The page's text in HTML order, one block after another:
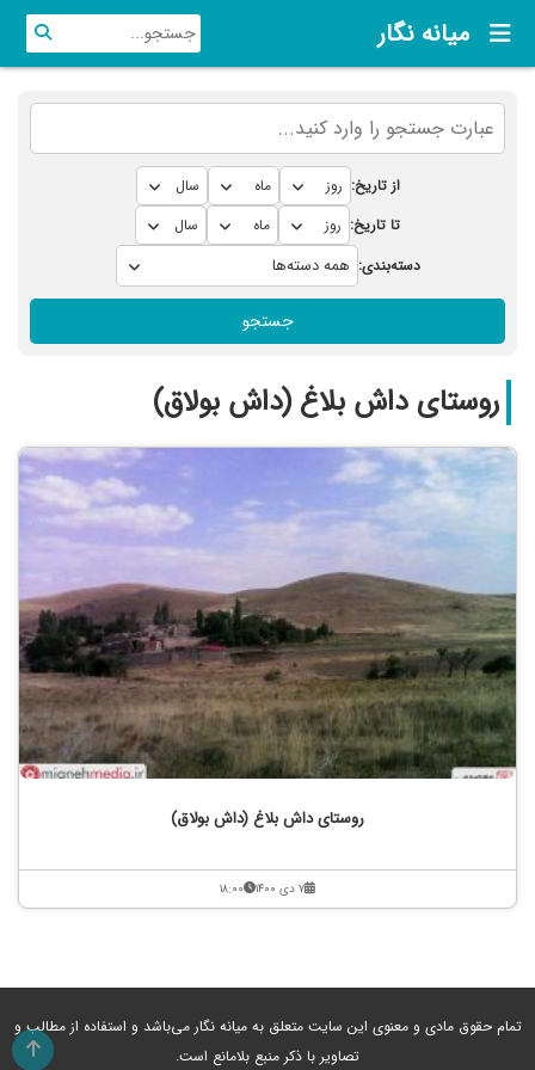
میانه نگار
از تاریخ:
تا تاریخ:
دسته‌بندی:
جستجو
روستای داش بلاغ (داش بولاق)
روستای داش بلاغ (داش بولاق)
۷ دی ۱۴۰۰ ۱۸:۰۰
تمام حقوق مادی و معنوی این سایت متعلق به میانه نگار می‌باشد و استفاده از مطالب و
تصاویر با ذکر منبع بلامانع است.